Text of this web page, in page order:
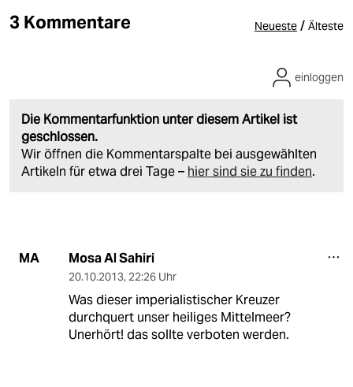
3 Kommentare Neueste / Älteste
Die Kommentarfunktion unter diesem Artikel ist
geschlossen.
Wir öffnen die Kommentarspalte bei ausgewählten
Artikeln für etwa drei Tage – hier sind sie zu finden.
einloggen
MA Mosa Al Sahiri
20.10.2013, 22:26 Uhr
Was dieser imperialistischer Kreuzer
durchquert unser heiliges Mittelmeer?
Unerhört! das sollte verboten werden.